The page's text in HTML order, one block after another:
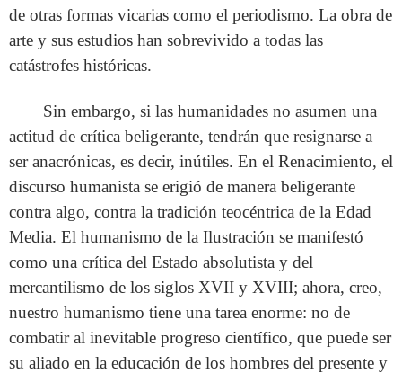
de otras formas vicarias como el periodismo. La obra de
arte y sus estudios han sobrevivido a todas las
catástrofes históricas.
Sin embargo, si las humanidades no asumen una
actitud de crítica beligerante, tendrán que resignarse a
ser anacrónicas, es decir, inútiles. En el Renacimiento, el
discurso humanista se erigió de manera beligerante
contra algo, contra la tradición teocéntrica de la Edad
Media. El humanismo de la Ilustración se manifestó
como una crítica del Estado absolutista y del
mercantilismo de los siglos XVII y XVIII; ahora, creo,
nuestro humanismo tiene una tarea enorme: no de
combatir al inevitable progreso científico, que puede ser
su aliado en la educación de los hombres del presente y